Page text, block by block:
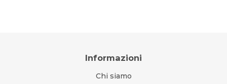
Informazioni
Chi siamo